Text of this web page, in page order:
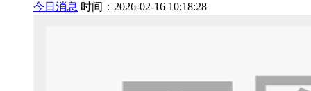
今日消息 时间：2026-02-16 10:18:28